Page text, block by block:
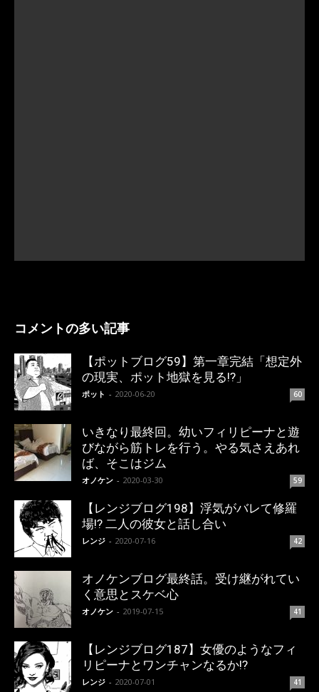
コメントの多い記事
【ポットブログ59】第一章完結「想定外
の現実、ポット地獄を見る!?」
ポット - 2020-06-20 60
いきなり最終回。幼いフィリピーナと遊
びながら筋トレを行う。やる気さえあれ
ば、そこはジム
オノケン - 2020-03-30 59
【レンジブログ198】浮気がバレて修羅
場!? 二人の彼女と話し合い
レンジ - 2020-07-16 42
オノケンブログ最終話。受け継がれてい
く意思とスケベ心
オノケン - 2019-07-15 41
【レンジブログ187】女優のようなフィ
リピーナとワンチャンなるか!?
レンジ - 2020-07-01 41